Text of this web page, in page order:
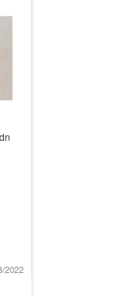
2022